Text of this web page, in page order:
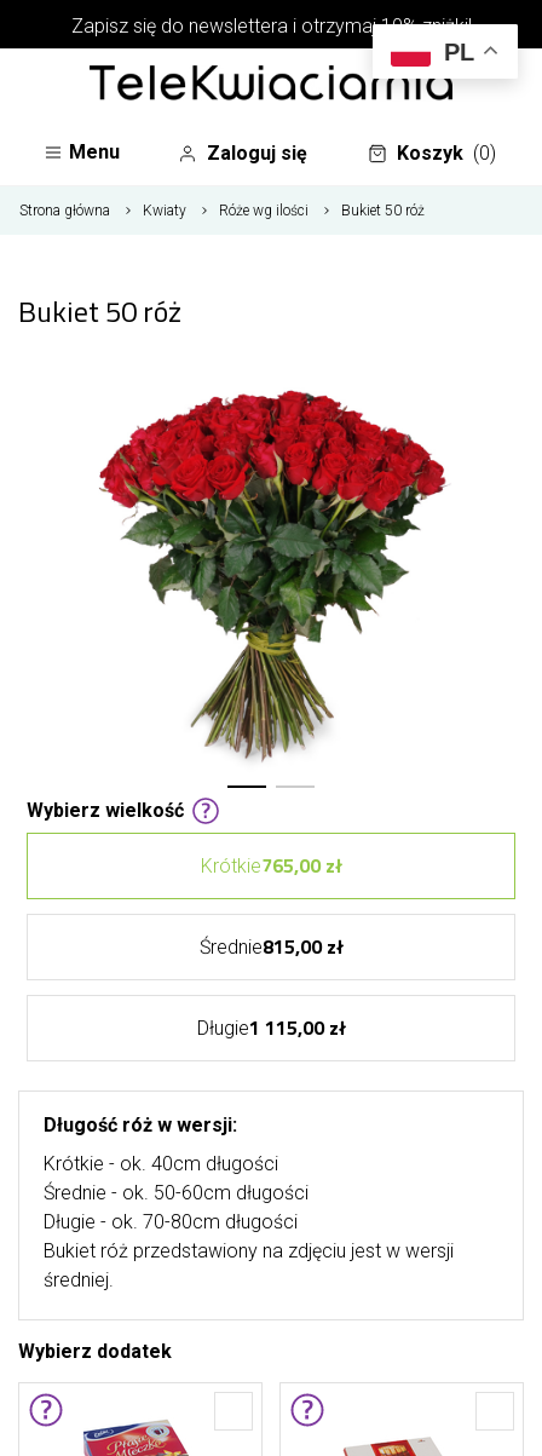
Zapisz się do newslettera i otrzymaj 10% zniżki!
Menu Zaloguj się Koszyk (0)
Strona główna Kwiaty Róże wg ilości Bukiet 50 róż
Bukiet 50 róż
Wybierz wielkość
Krótkie765,00 zł
Średnie815,00 zł
Długie1 115,00 zł
Długość róż w wersji:
Krótkie - ok. 40cm długości
Średnie - ok. 50-60cm długości
Długie - ok. 70-80cm długości
Bukiet róż przedstawiony na zdjęciu jest w wersji
średniej.
Wybierz dodatek
PL